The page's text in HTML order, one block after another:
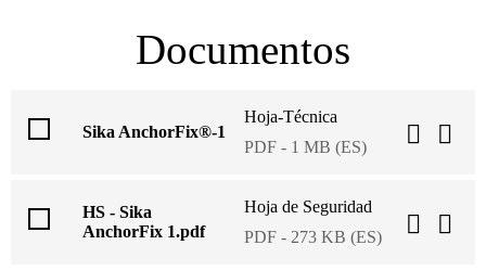
Documentos
Sika AnchorFix®-1
Hoja-Técnica
PDF - 1 MB (ES)
HS - Sika
AnchorFix 1.pdf
Hoja de Seguridad
PDF - 273 KB (ES)